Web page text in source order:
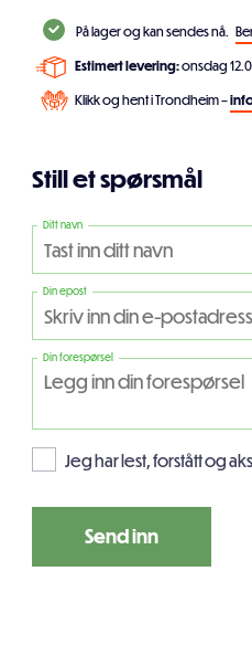
På lager og kan sendes nå.
Estimert levering:onsdag
Klikk og hent i Trondheim –
Still et spørsmål
Ditt navn
Din epost
Din forespørsel
Jeg har lest, forstått og